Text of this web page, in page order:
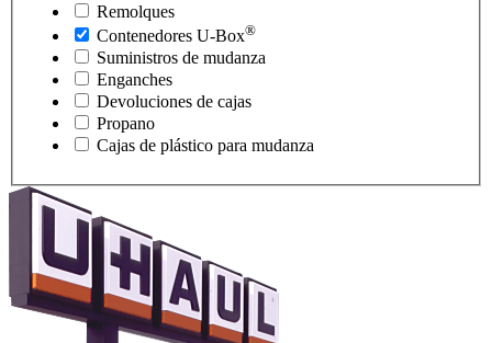
Remolques
Contenedores U-Box®
Suministros de mudanza
Enganches
Devoluciones de cajas
Propano
Cajas de plástico para mudanza